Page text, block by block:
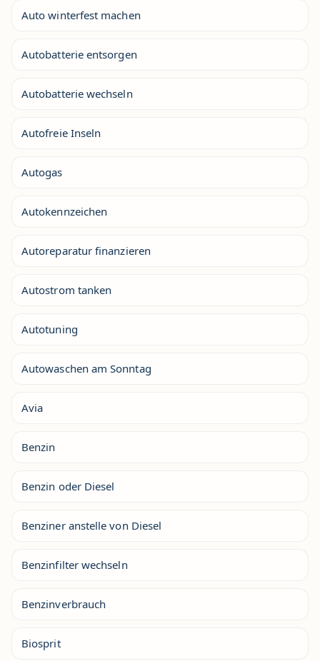
Auto winterfest machen
Autobatterie entsorgen
Autobatterie wechseln
Autofreie Inseln
Autogas
Autokennzeichen
Autoreparatur finanzieren
Autostrom tanken
Autotuning
Autowaschen am Sonntag
Avia
Benzin
Benzin oder Diesel
Benziner anstelle von Diesel
Benzinfilter wechseln
Benzinverbrauch
Biosprit